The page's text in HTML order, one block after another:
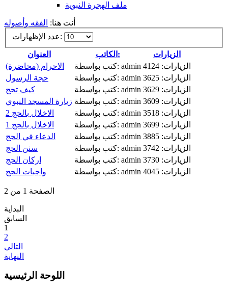
ملف الهجرة النبوية
أنت هنا: الفقه وأصوله
عدد الإظهارات:
العنوان الكاتب:
الزيارات
الاحرام (محاضرة)
كتب بواسطة: admin
الزيارات: 4124
حجة الرسول
كتب بواسطة: admin
الزيارات: 3625
كيف تحج
كتب بواسطة: admin
الزيارات: 3629
زيارة المسجد النبوي
كتب بواسطة: admin
الزيارات: 3609
الاخلال بالحج 2
كتب بواسطة: admin
الزيارات: 3518
الاخلال بالحج 1
كتب بواسطة: admin
الزيارات: 3699
الدعاء في الحج
كتب بواسطة: admin
الزيارات: 3885
سنن الحج
كتب بواسطة: admin
الزيارات: 3742
اركان الحج
كتب بواسطة: admin
الزيارات: 3730
واجبات الحج
كتب بواسطة: admin الزيارات: 4045
الصفحة 1 من 2
البداية
السابق
1
2
التالي
النهاية
اللوحة الرئيسية